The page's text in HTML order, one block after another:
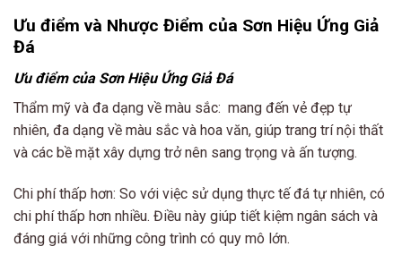
Ưu điểm và Nhược Điểm của Sơn Hiệu Ứng Giả
Đá
Ưu điểm của Sơn Hiệu Ứng Giả Đá
Thẩm mỹ và đa dạng về màu sắc: mang đến vẻ đẹp tự
nhiên, đa dạng về màu sắc và hoa văn, giúp trang trí nội thất
và các bề mặt xây dựng trở nên sang trọng và ấn tượng.
Chi phí thấp hơn: So với việc sử dụng thực tế đá tự nhiên, có
chi phí thấp hơn nhiều. Điều này giúp tiết kiệm ngân sách và
đáng giá với những công trình có quy mô lớn.